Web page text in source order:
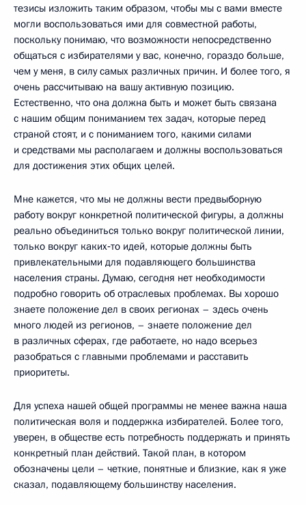
тезисы изложить таким образом, чтобы мы с вами вместе
могли воспользоваться ими для совместной работы,
поскольку понимаю, что возможности непосредственно
общаться с избирателями у вас, конечно, гораздо больше,
чем у меня, в силу самых различных причин. И более того, я
очень рассчитываю на вашу активную позицию.
Естественно, что она должна быть и может быть связана
с нашим общим пониманием тех задач, которые перед
страной стоят, и с пониманием того, какими силами
и средствами мы располагаем и должны воспользоваться
для достижения этих общих целей.
Мне кажется, что мы не должны вести предвыборную
работу вокруг конкретной политической фигуры, а должны
реально объединиться только вокруг политической линии,
только вокруг каких‑то идей, которые должны быть
привлекательными для подавляющего большинства
населения страны. Думаю, сегодня нет необходимости
подробно говорить об отраслевых проблемах. Вы хорошо
знаете положение дел в своих регионах – здесь очень
много людей из регионов, – знаете положение дел
в различных сферах, где работаете, но надо всерьез
разобраться с главными проблемами и расставить
приоритеты.
Для успеха нашей общей программы не менее важна наша
политическая воля и поддержка избирателей. Более того,
уверен, в обществе есть потребность поддержать и принять
конкретный план действий. Такой план, в котором
обозначены цели – четкие, понятные и близкие, как я уже
сказал, подавляющему большинству населения.